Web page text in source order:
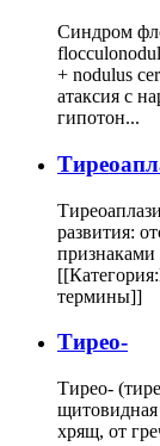
Синдром
+ nodulus
атаксия с
гипотон...
развития:
признаками
термины]]
Тирео-
Тирео-
хрящ, от